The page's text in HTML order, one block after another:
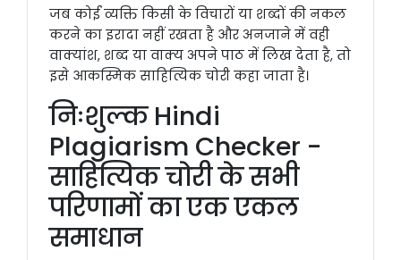
जब कोई व्यक्ति किसी के विचारों या शब्दों की नकल
करने का इरादा नहीं रखता है और अनजाने में वही
वाक्यांश, शब्द या वाक्य अपने पाठ में लिख देता है, तो
इसे आकस्मिक साहित्यिक चोरी कहा जाता है।
निःशुल्क Hindi
Plagiarism Checker -
साहित्यिक चोरी के सभी
परिणामों का एक एकल
समाधान